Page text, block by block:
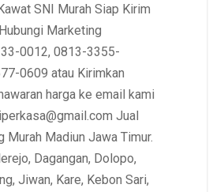
SNI Murah Siap Kirim
Marketing
0012, 0813-3355-
0609 atau Kirimkan
harga ke email kami
Jual
Murah Madiun Jawa Timur.
Dagangan, Dolopo,
Jiwan, Kare, Kebon Sari,